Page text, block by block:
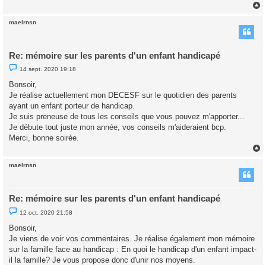
maelrnsn
Re: mémoire sur les parents d'un enfant handicapé
M
e
s
a
e
n
n
l
14 sept. 2020 19:18
Bonsoir,
Je réalise actuellement mon DECESF sur le quotidien des parents
ayant un enfant porteur de handicap.
Je suis preneuse de tous les conseils que vous pouvez m'apporter...
Je débute tout juste mon année, vos conseils m'aideraient bcp.
Merci, bonne soirée.
maelrnsn
Re: mémoire sur les parents d'un enfant handicapé
M
e
s
a
e
n
12 oct. 2020 21:58
Bonsoir,
Je viens de voir vos commentaires. Je réalise également mon mémoire
sur la famille face au handicap : En quoi le handicap d'un enfant impact-
il la famille? Je vous propose donc d'unir nos moyens.